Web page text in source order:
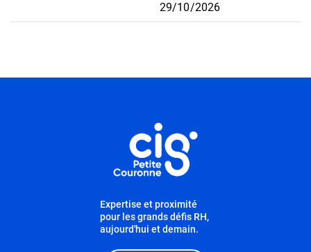
29/10/2026
Expertise et proximité
pour les grands défis RH,
aujourd'hui et demain.